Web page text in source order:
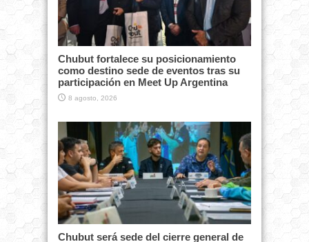
Chubut fortalece su posicionamiento
como destino sede de eventos tras su
participación en Meet Up Argentina
8 agosto, 2026
Chubut será sede del cierre general de